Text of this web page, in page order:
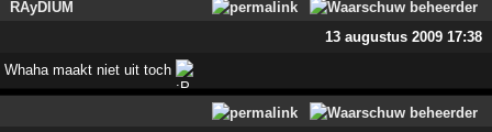
RAyDIUM
13 augustus 2009 17:38
Whaha maakt niet uit toch